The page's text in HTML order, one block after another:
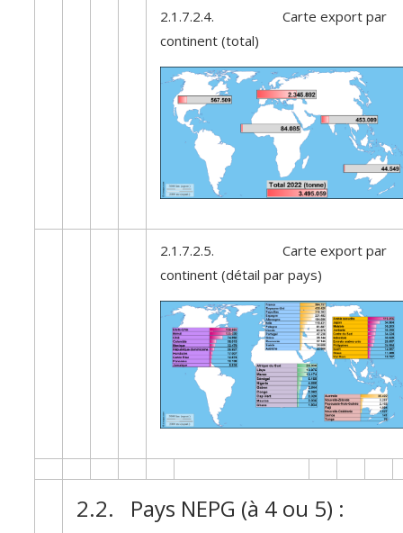
2.1.7.2.4. Carte export par
continent (total)
2.1.7.2.5. Carte export par
continent (détail par pays)
2.2. Pays NEPG (à 4 ou 5) :